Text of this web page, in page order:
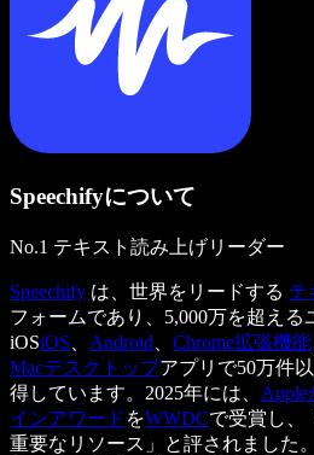
Speechifyについて
No.1 テキスト読み上げリーダー
Speechify は、世界をリードする テ
フォームであり、5,000万を超える
iOSiOS Android Chrome拡張機能
Macデスクトップアプリで50万件
得しています。2025年には、 Apple
インアワード をWWDCで受賞し、
重要なリソース」と評されました